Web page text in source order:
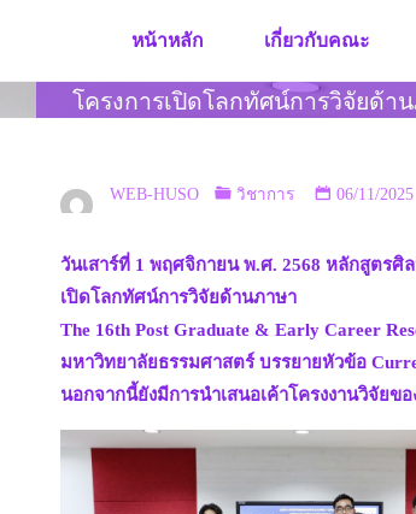
content
หน้าหลัก เกี่ยวกับคณะ
โครงการเปิดโลกทัศน์การวิจัยด้า
WEB-HUSO วิชาการ 06/11/2025
วันเสาร์ที่ 1 พฤศจิกายน พ.ศ. 2568 หลักสูตร
เปิดโลกทัศน์การวิจัยด้านภาษา
The 16th Post Graduate & Early Career
มหาวิทยาลัยธรรมศาสตร์ บรรยายหัวข้อ
นอกจากนี้ยังมีการนำเสนอเค้าโครงงานวิจัย